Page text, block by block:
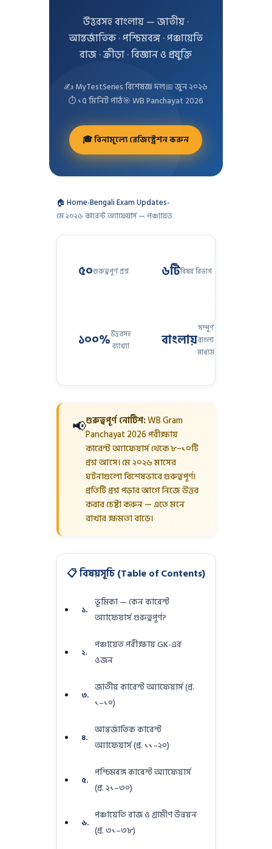
উত্তরসহ বাংলায় — জাতীয় ·
আন্তর্জাতিক · পশ্চিমবঙ্গ · পঞ্চায়েতি
রাজ · ক্রীড়া · বিজ্ঞান ও প্রযুক্তি
✍️ MyTestSeries বিশেষজ্ঞ দল📅 জুন ২০২৬
⏱ ১৫ মিনিট পাঠ🎯 WB Panchayat 2026
🎓 বিনামূল্যে রেজিস্ট্রেশন করুন
🏠 Home›Bengali Exam Updates›
মে ২০২৬ কারেন্ট অ্যাফেয়ার্স — পঞ্চায়েত
৫০গুরুত্বপূর্ণ প্রশ্ন ৬টিবিষয় বিভাগ
১০০%উত্তরসহ
ব্যাখ্যা
বাংলায়
সম্পূর্ণ
বাংলা
মাধ্যম
📢গুরুত্বপূর্ণ নোটিশ:WB Gram
Panchayat 2026 পরীক্ষায়
কারেন্ট অ্যাফেয়ার্স থেকে ৮–১০টি
প্রশ্ন আসে। মে ২০২৬ মাসের
ঘটনাগুলো বিশেষভাবে গুরুত্বপূর্ণ।
প্রতিটি প্রশ্ন পড়ার আগে নিজে উত্তর
করার চেষ্টা করুন — এতে মনে
রাখার ক্ষমতা বাড়ে।
📋 বিষয়সূচি (Table of Contents)
১.
ভূমিকা — কেন কারেন্ট
অ্যাফেয়ার্স গুরুত্বপূর্ণ?
২.
পঞ্চায়েত পরীক্ষায় GK-এর
ওজন
৩.
জাতীয় কারেন্ট অ্যাফেয়ার্স (প্র.
১–১০)
৪.
আন্তর্জাতিক কারেন্ট
অ্যাফেয়ার্স (প্র. ১১–২০)
৫.
পশ্চিমবঙ্গ কারেন্ট অ্যাফেয়ার্স
(প্র. ২১–৩০)
৬.
পঞ্চায়েতি রাজ ও গ্রামীণ উন্নয়ন
(প্র. ৩১–৩৮)